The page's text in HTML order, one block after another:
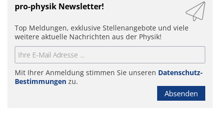
pro-physik Newsletter!
Top Meldungen, exklusive Stellenangebote und viele
weitere aktuelle Nachrichten aus der Physik!
Mit Ihrer Anmeldung stimmen Sie unseren Datenschutz-
Bestimmungen zu.
Absenden